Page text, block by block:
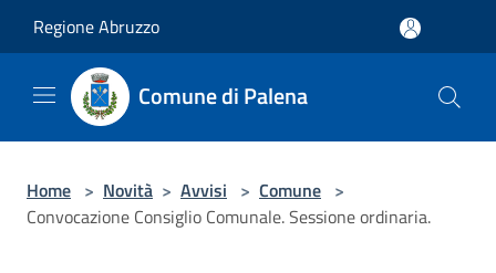
Regione Abruzzo
Comune di Palena
Home > Novità > Avvisi > Comune >
Convocazione Consiglio Comunale. Sessione ordinaria.